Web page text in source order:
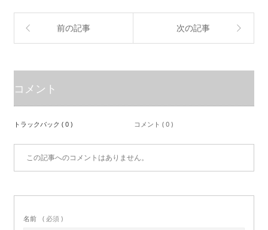
前の記事 次の記事
コメント
トラックバック ( 0 ) コメント ( 0 )
この記事へのコメントはありません。
名前 ( 必須 )